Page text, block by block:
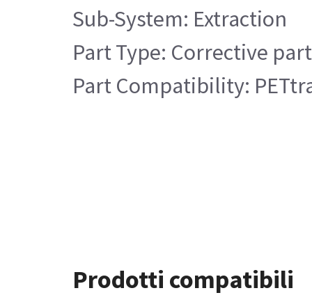
Sub-System: Extraction
Part Type: Corrective part
Part Compatibility:
Prodotti compatibili